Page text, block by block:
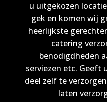
u uitgekozen
gek en komen wij
heerlijkste
catering
benodigdheden
serviezen etc. Geeft
deel zelf te
laten